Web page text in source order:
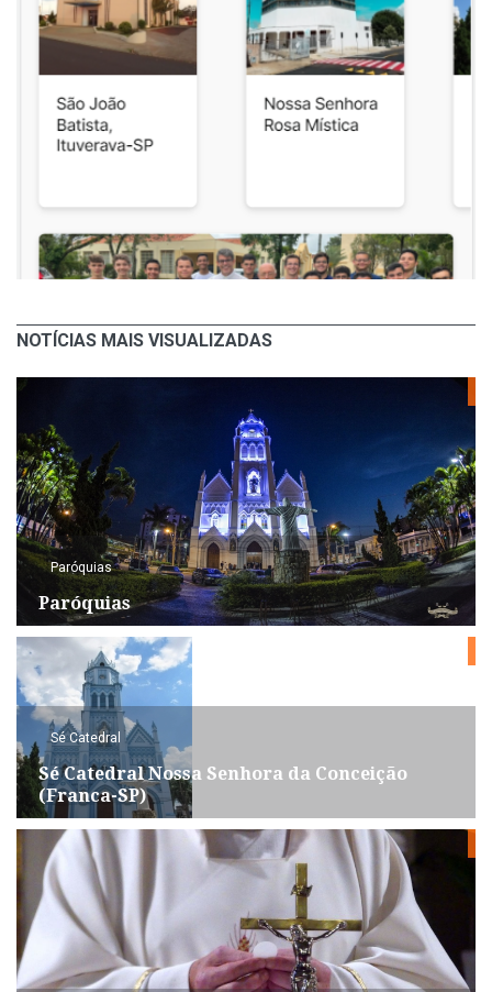
NOTÍCIAS MAIS VISUALIZADAS
Paróquias
Paróquias
Sé Catedral
Sé Catedral Nossa Senhora da Conceição
(Franca-SP)